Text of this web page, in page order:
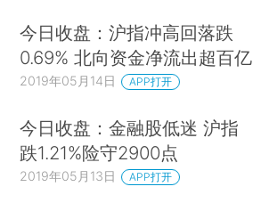
今日收盘：沪指冲高回落跌
0.69% 北向资金净流出超百亿
2019年05月14日 APP打开
今日收盘：金融股低迷 沪指
跌1.21%险守2900点
2019年05月13日 APP打开